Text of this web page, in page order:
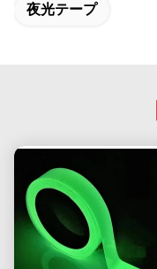
夜光テープ